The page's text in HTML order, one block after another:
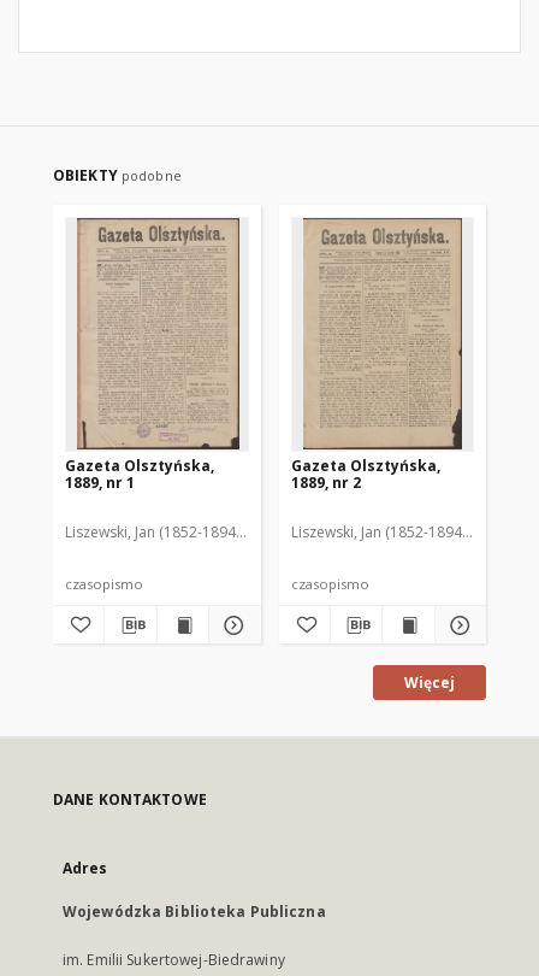
OBIEKTY podobne
Gazeta Olsztyńska,
1889, nr 1
Liszewski, Jan (1852-1894). Red.
czasopismo
Gazeta Olsztyńska,
1889, nr 2
Liszewski, Jan (1852-1894). Red.
czasopismo
Więcej
DANE KONTAKTOWE
Adres
Wojewódzka Biblioteka Publiczna
im. Emilii Sukertowej-Biedrawiny